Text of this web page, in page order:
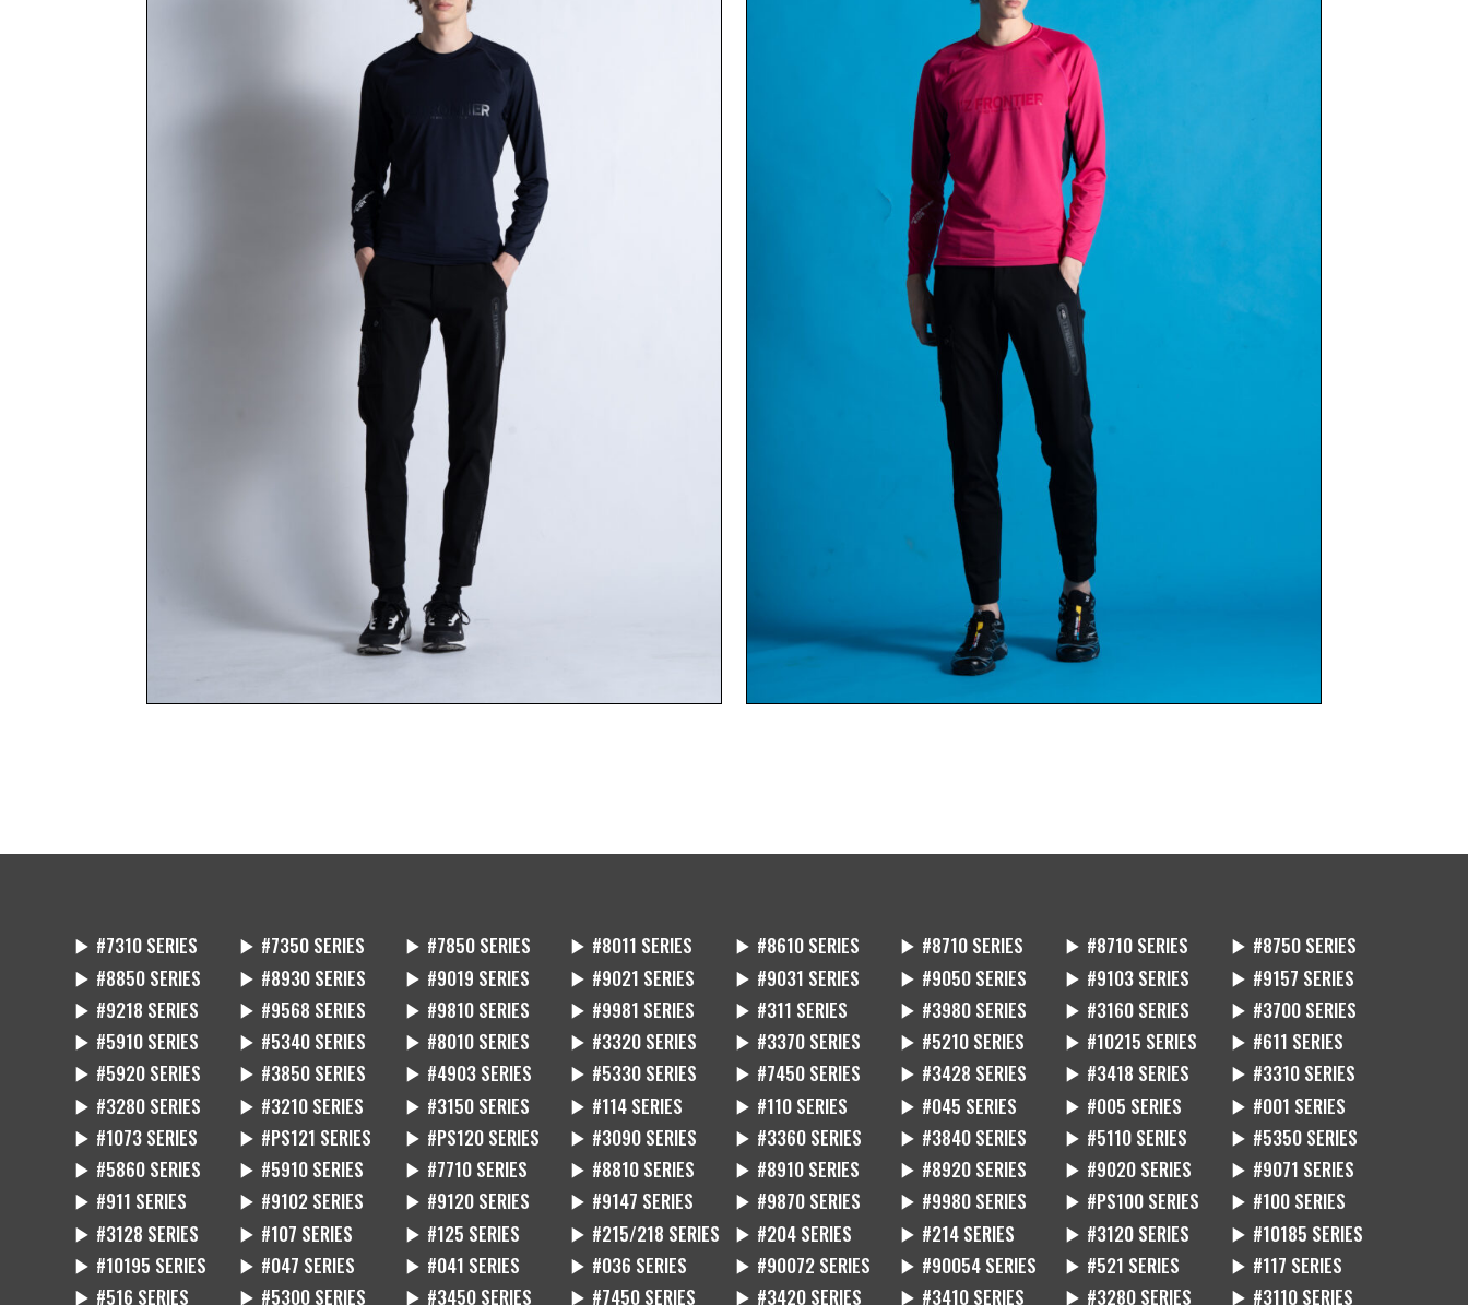
▶ #7310 SERIES ▶ #7350 SERIES ▶ #7850 SERIES ▶ #8011 SERIES ▶ #8610 SERIES ▶ #8710 SERIES ▶ #8710 SERIES
▶ #8750 SERIES
▶ #8850 SERIES
▶ #8930 SERIES ▶ #9019 SERIES ▶ #9021 SERIES ▶ #9031 SERIES ▶ #9050 SERIES ▶ #9103 SERIES
▶ #9157 SERIES
▶ #9218 SERIES
▶ #9568 SERIES ▶ #9810 SERIES ▶ #9981 SERIES ▶ #311 SERIES ▶ #3980 SERIES ▶ #3160 SERIES
▶ #3700 SERIES
▶ #5910 SERIES
▶ #5340 SERIES ▶ #8010 SERIES ▶ #3320 SERIES ▶ #3370 SERIES ▶ #5210 SERIES ▶ #10215 SERIES
▶ #611 SERIES
▶ #5920 SERIES
▶ #3850 SERIES ▶ #4903 SERIES ▶ #5330 SERIES ▶ #7450 SERIES ▶ #3428 SERIES ▶ #3418 SERIES
▶ #3310 SERIES
▶ #3280 SERIES
▶ #3210 SERIES ▶ #3150 SERIES ▶ #114 SERIES ▶ #110 SERIES ▶ #045 SERIES ▶ #005 SERIES
▶ #001 SERIES
▶ #1073 SERIES
▶ #PS121 SERIES ▶ #PS120 SERIES ▶ #3090 SERIES ▶ #3360 SERIES ▶ #3840 SERIES ▶ #5110 SERIES
▶ #5350 SERIES
▶ #5860 SERIES
▶ #5910 SERIES ▶ #7710 SERIES ▶ #8810 SERIES ▶ #8910 SERIES ▶ #8920 SERIES ▶ #9020 SERIES
▶ #9071 SERIES
▶ #911 SERIES
▶ #9102 SERIES ▶ #9120 SERIES ▶ #9147 SERIES ▶ #9870 SERIES ▶ #9980 SERIES ▶ #PS100 SERIES
▶ #100 SERIES
▶ #3128 SERIES
▶ #107 SERIES ▶ #125 SERIES ▶ #215/218 SERIES ▶ #204 SERIES ▶ #214 SERIES ▶ #3120 SERIES
▶ #10185 SERIES
▶ #10195 SERIES
▶ #047 SERIES ▶ #041 SERIES ▶ #036 SERIES ▶ #90072 SERIES ▶ #90054 SERIES ▶ #521 SERIES
▶ #117 SERIES
▶ #516 SERIES
▶ #5300 SERIES ▶ #3450 SERIES ▶ #7450 SERIES ▶ #3420 SERIES ▶ #3410 SERIES ▶ #3280 SERIES ▶ #3110 SERIES